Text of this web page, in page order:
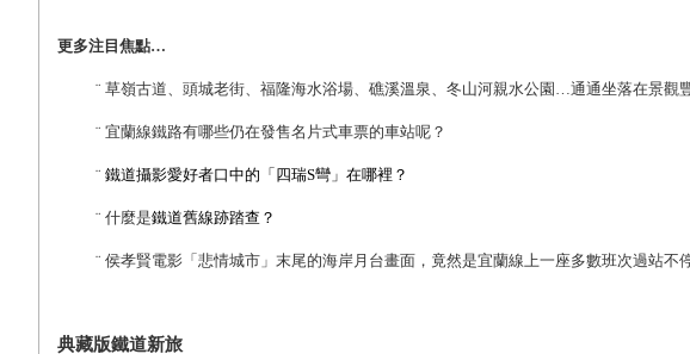
更多注目焦點…
¨ 草嶺古道、頭城老街、福隆海水浴場、礁溪溫泉、冬山河親水公園…通通坐落在景觀
¨ 宜蘭線鐵路有哪些仍在發售名片式車票的車站呢？
¨ 鐵道攝影愛好者口中的「四瑞S彎」在哪裡？
¨ 什麼是鐵道舊線跡踏查？
¨ 侯孝賢電影「悲情城市」末尾的海岸月台畫面，竟然是宜蘭線上一座多數班次過站不
典藏版鐵道新旅